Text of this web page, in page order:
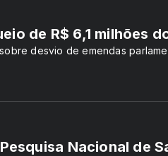
de R$ 6,1 milhões
desvio de emendas
Nacional de